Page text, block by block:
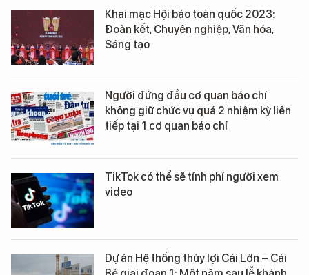
Khai mạc Hội báo toàn quốc 2023:
Đoàn kết, Chuyên nghiệp, Văn hóa,
Sáng tạo
Người đứng đầu cơ quan báo chí
không giữ chức vụ quá 2 nhiệm kỳ liên
tiếp tại 1 cơ quan báo chí
TikTok có thể sẽ tính phí người xem
video
Dự án Hệ thống thủy lợi Cái Lớn – Cái